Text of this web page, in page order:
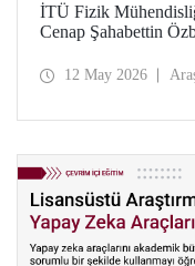
İTÜ Fizik
Cenap Şahabettin
Breakthrough (Çığır
12 May 2026